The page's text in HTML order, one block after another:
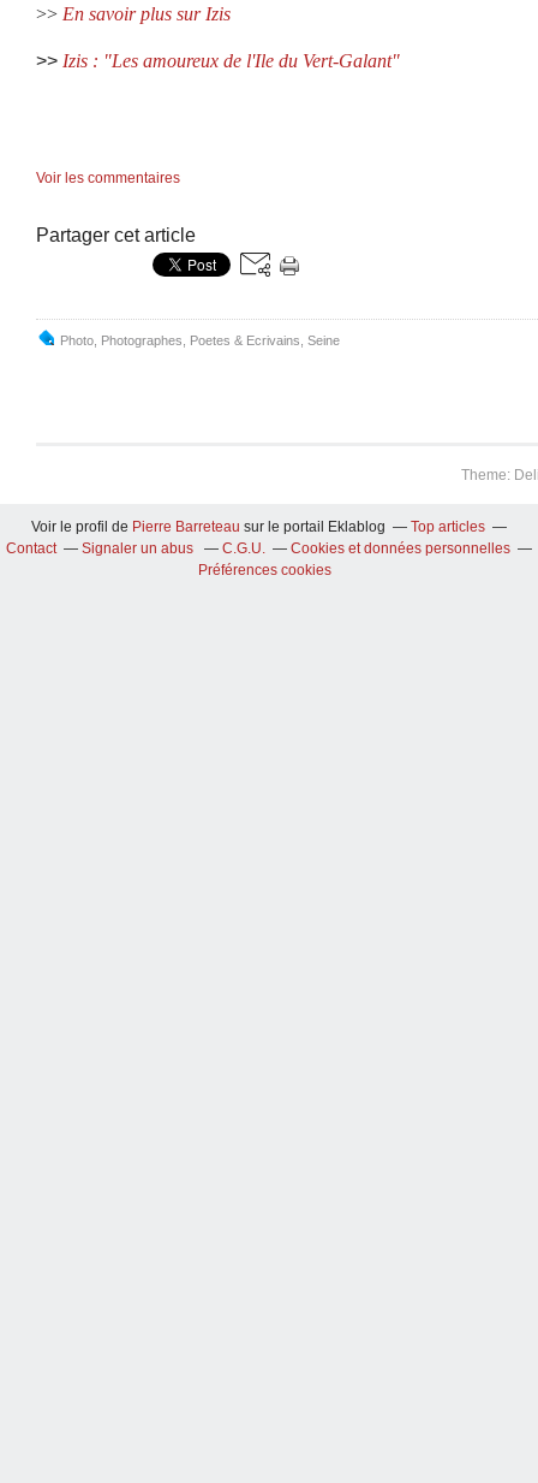
>> En savoir plus sur Izis
>> Izis : "Les amoureux de l'Ile du Vert-Galant"
Voir les commentaires
Partager cet article
Photo Photographes Poetes & Ecrivains Seine
Theme:
Voir le profil de Pierre Barreteau sur le portail Eklablog
Top articles
Contact
Signaler un abus C.G.U.
Cookies et données personnelles
Préférences cookies